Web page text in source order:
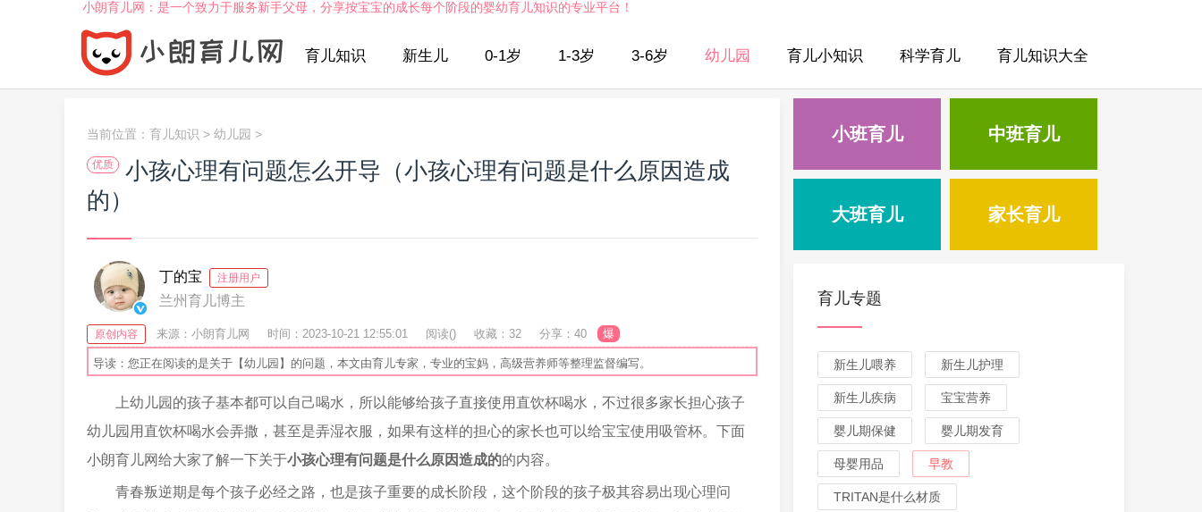
小朗育儿网：是一个致力于服务新手父母，分享按宝宝的成长每个阶段的婴幼育儿知识的专业平台！
育儿知识 新生儿 0-1岁 1-3岁 3-6岁 幼儿园 育儿小知识 科学育儿 育儿知识大全
当前位置： 育儿知识 > 幼儿园 >
优质
小孩心理有问题怎么开导（小孩心理有问题是什么原因造成
的）
丁的宝 注册用户
兰州育儿博主
原创内容 来源：小朗育儿网 时间：2023-10-21 12:55:01 阅读() 收藏：32 分享：40 爆
导读：您正在阅读的是关于【幼儿园】的问题，本文由育儿专家，专业的宝妈，高级营养师等整理监督编写。
上幼儿园的孩子基本都可以自己喝水，所以能够给孩子直接使用直饮杯喝水，不过很多家长担心孩子
幼儿园用直饮杯喝水会弄撒，甚至是弄湿衣服，如果有这样的担心的家长也可以给宝宝使用吸管杯。下面
小朗育儿网给大家了解一下关于小孩心理有问题是什么原因造成的的内容。
青春叛逆期是每个孩子必经之路，也是孩子重要的成长阶段，这个阶段的孩子极其容易出现心理问
小班育儿 中班育儿
大班育儿 家长育儿
育儿专题
新生儿喂养 新生儿护理
新生儿疾病 宝宝营养
婴儿期保健 婴儿期发育
母婴用品 早教
TRITAN是什么材质